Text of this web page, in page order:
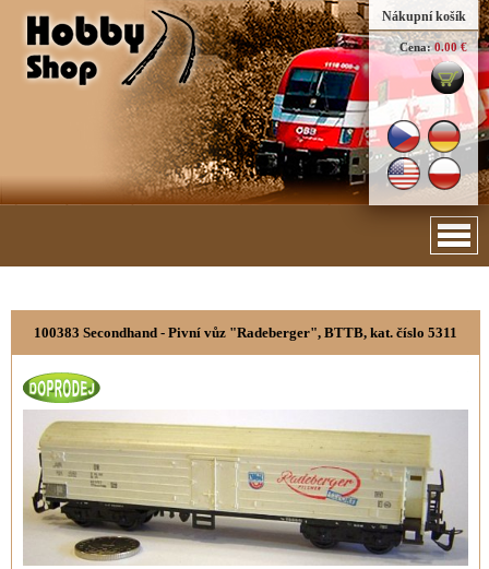
Nákupní košík
Cena: 0.00 €
100383 Secondhand - Pivní vůz "Radeberger", BTTB, kat. číslo 5311